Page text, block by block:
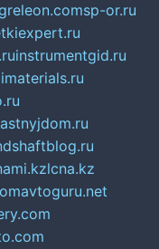
sp-or.ru
instrumentgid.ru
lcna.kz
avtoguru.net